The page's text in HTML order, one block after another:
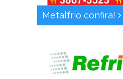
Metalfrio confira!